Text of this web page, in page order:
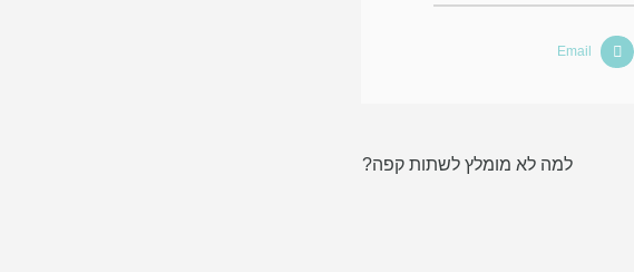
Email
למה לא מומלץ לשתות קפה?